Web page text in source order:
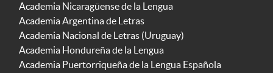
Academia Nicaragüense de la Lengua
Academia Argentina de Letras
Academia Nacional de Letras (Uruguay)
Academia Hondureña de la Lengua
Academia Puertorriqueña de la Lengua Española